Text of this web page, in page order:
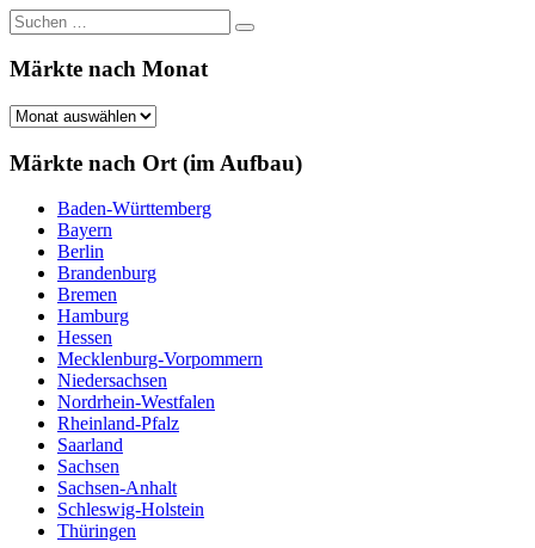
Suchen
nach:
Suchen
Märkte nach Monat
Märkte
Monat
Märkte nach Ort (im Aufbau)
Baden-Württemberg
Bayern
Berlin
Brandenburg
Bremen
Hamburg
Hessen
Mecklenburg-Vorpommern
Niedersachsen
Nordrhein-Westfalen
Rheinland-Pfalz
Saarland
Sachsen
Sachsen-Anhalt
Schleswig-Holstein
Thüringen